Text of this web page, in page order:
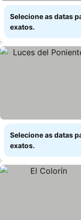
Selecione as datas
exatos.
Selecione as datas
exatos.